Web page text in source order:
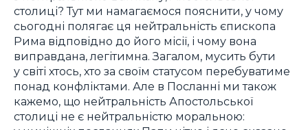
столиці? Тут ми намагаємося пояснити, у чому
сьогодні полягає ця нейтральність єпископа
Рима відповідно до його місії, і чому вона
виправдана, легітимна. Загалом, мусить бути
у світі хтось, хто за своїм статусом перебуватиме
понад конфліктами. Але в Посланні ми також
кажемо, що нейтральність Апостольської
столиці не є нейтральністю моральною: